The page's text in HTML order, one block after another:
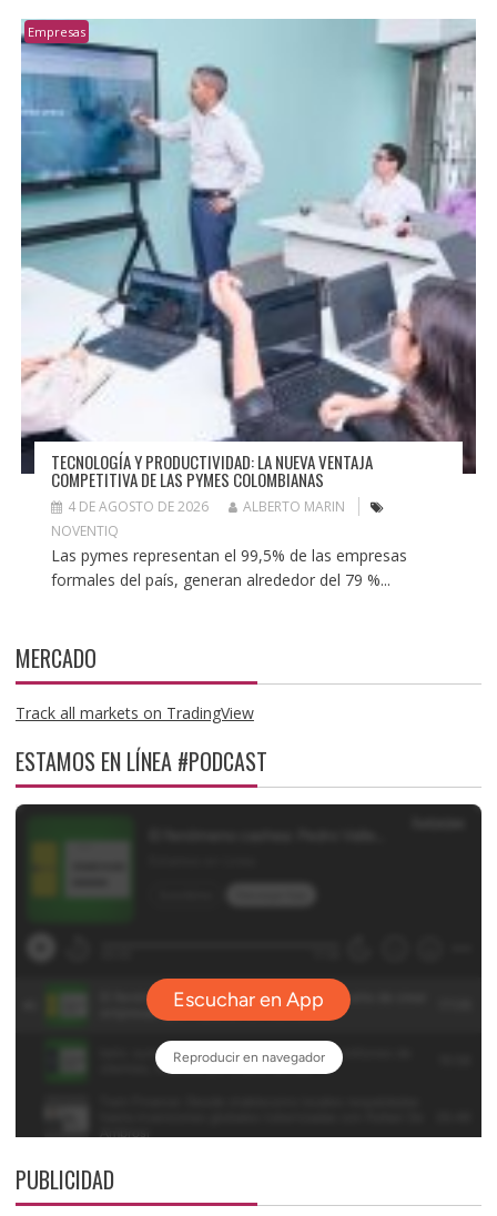
Empresas
TECNOLOGÍA Y PRODUCTIVIDAD: LA NUEVA VENTAJA
COMPETITIVA DE LAS PYMES COLOMBIANAS
4 DE AGOSTO DE 2026
ALBERTO MARIN
NOVENTIQ
Las pymes representan el 99,5% de las empresas
formales del país, generan alrededor del 79 %...
MERCADO
Track all markets on TradingView
ESTAMOS EN LÍNEA #PODCAST
PUBLICIDAD